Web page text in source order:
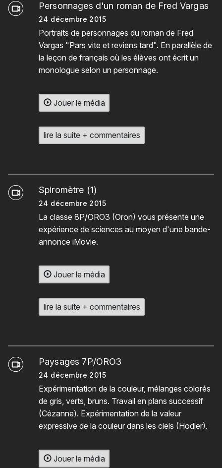
Personnages d'un roman de Fred Vargas
24 décembre 2015
Portraits de personnages du roman de Fred
Vargas "Pars vite et reviens tard". En parallèle de
la leçon de français où les élèves ont écrit un
monologue selon un personnage.
Jouer le média
lire la suite + commentaires
Spiromètre (1)
24 décembre 2015
La classe 8P/ORO3 (Oron) vous présente une
expérience de sciences au moyen d'une bande-
annonce iMovie.
Jouer le média
lire la suite + commentaires
Paysages 7P/ORO3
24 décembre 2015
Expérimentation de la couleur, mélanges colorés
de gris, verts, bruns. Travail en plans successif
(Cézanne). Expérimentation de la valeur
expressive de la couleur dans les ciels (Hodler).
Jouer le média